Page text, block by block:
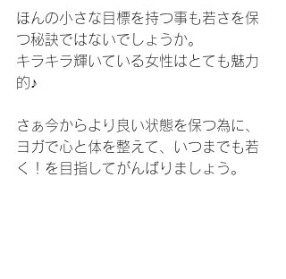
ほんの小さな目標を持つ事も若さを保
つ秘訣ではないでしょうか。
キラキラ輝いている女性はとても魅力
的♪
さぁ今からより良い状態を保つ為に、
ヨガで心と体を整えて、いつまでも若
く！を目指してがんばりましょう。